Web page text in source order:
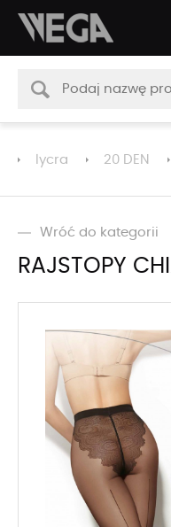
lycra 20 DEN
Wróć do kategorii
RAJSTOPY